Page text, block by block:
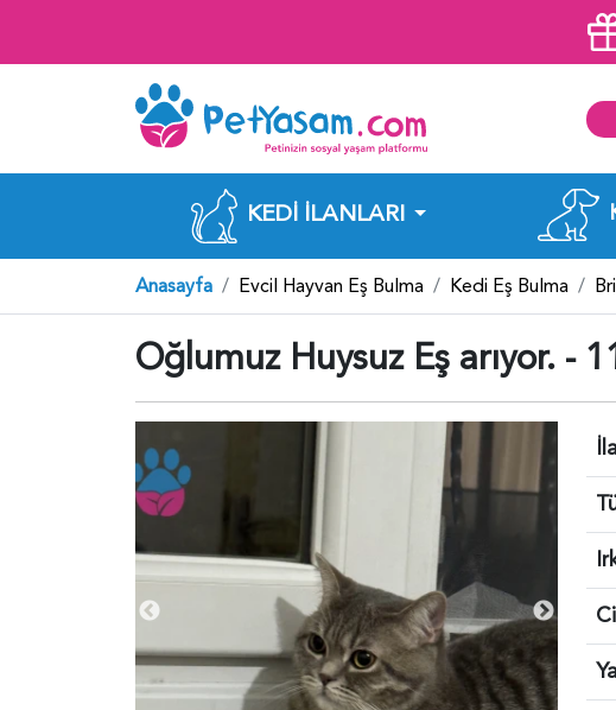
KEDI İLANLARI
Anasayfa Evcil Hayvan Eş Bulma Kedi Eş Bulma
Oğlumuz Huysuz Eş arıyor. -